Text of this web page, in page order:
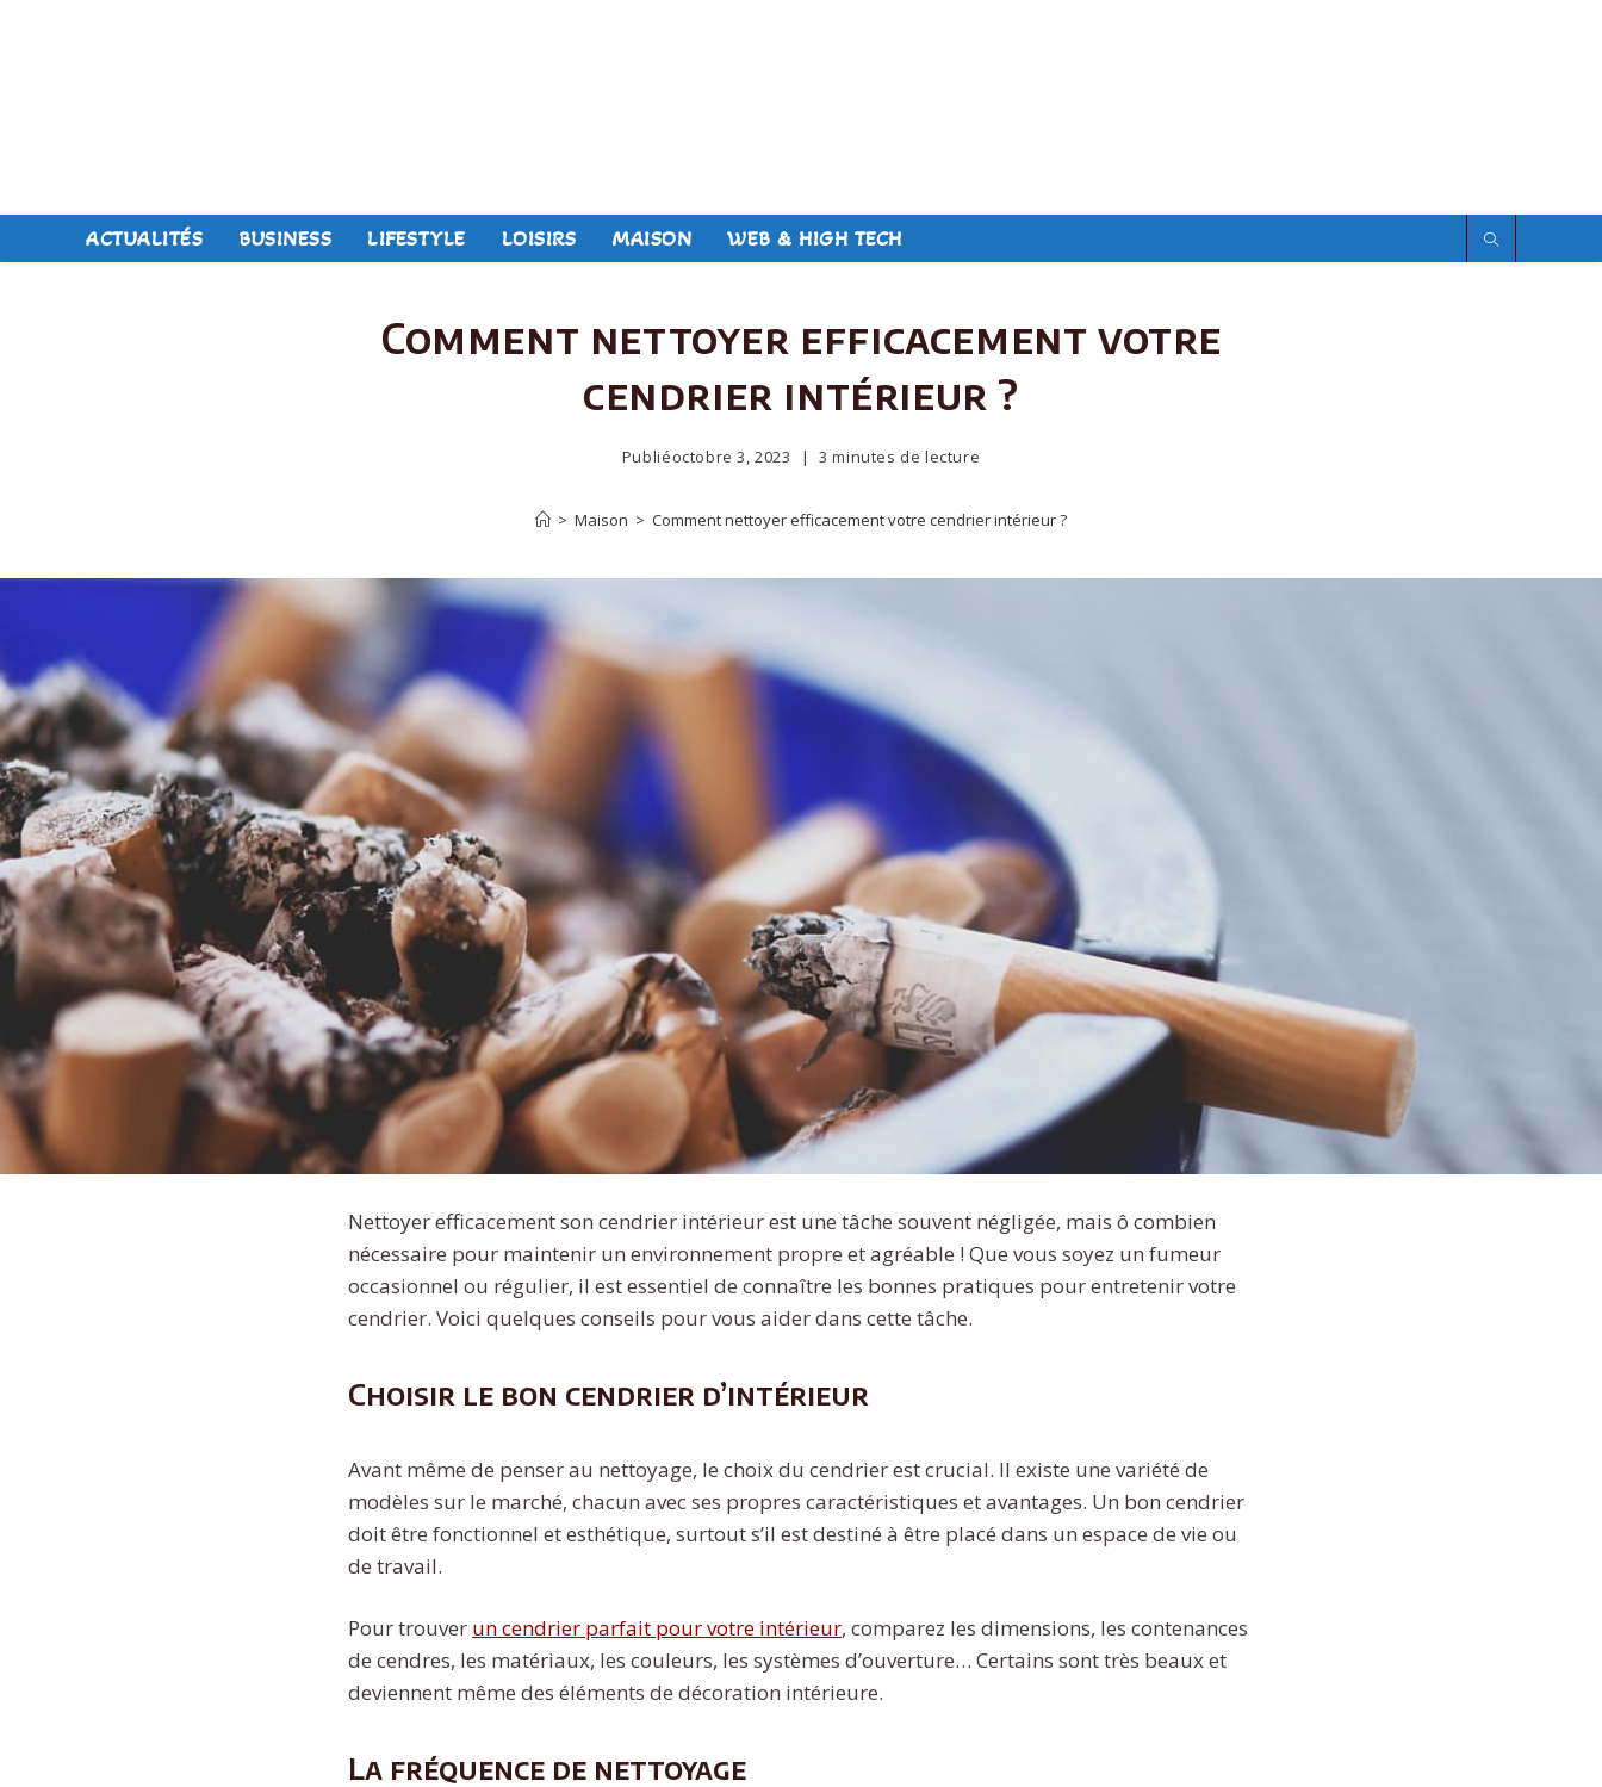
ACTUALITÉS BUSINESS LIFESTYLE LOISIRS MAISON WEB & HIGH TECH
Comment nettoyer efficacement votre
cendrier intérieur ?
Publiéoctobre 3, 2023 3 minutes de lecture
> Maison > Comment nettoyer efficacement votre cendrier intérieur ?
Nettoyer efficacement son cendrier intérieur est une tâche souvent négligée, mais ô combien
nécessaire pour maintenir un environnement propre et agréable ! Que vous soyez un fumeur
occasionnel ou régulier, il est essentiel de connaître les bonnes pratiques pour entretenir votre
cendrier. Voici quelques conseils pour vous aider dans cette tâche.
Choisir le bon cendrier d’intérieur
Avant même de penser au nettoyage, le choix du cendrier est crucial. Il existe une variété de
modèles sur le marché, chacun avec ses propres caractéristiques et avantages. Un bon cendrier
doit être fonctionnel et esthétique, surtout s’il est destiné à être placé dans un espace de vie ou
de travail.
Pour trouver un cendrier parfait pour votre intérieur, comparez les dimensions, les contenances
de cendres, les matériaux, les couleurs, les systèmes d’ouverture… Certains sont très beaux et
deviennent même des éléments de décoration intérieure.
La fréquence de nettoyage